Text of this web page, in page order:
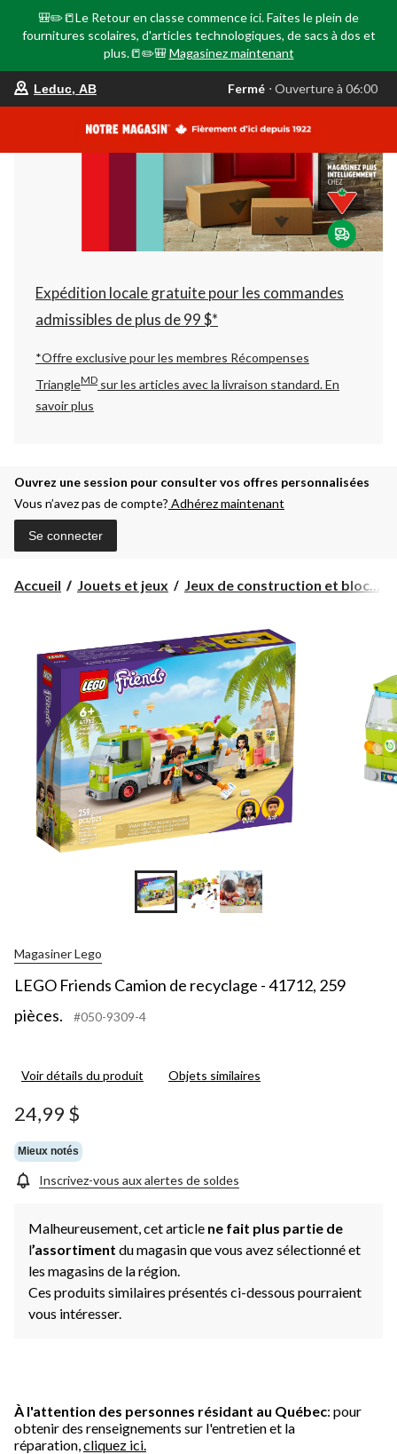
🎒✏️📒Le Retour en classe commence ici. Faites le plein de
fournitures scolaires, d'articles technologiques, de sacs à dos et
plus.📒✏️🎒 Magasinez maintenant
votre
est
AB,
Fermé,
Ouverture
à
06:00
changer
Leduc, AB Fermé ⋅ Ouverture à 06:00
Expédition locale gratuite pour les commandes
admissibles de plus de 99 $*
*Offre exclusive pour les membres Récompenses
TriangleMD sur les articles avec la livraison standard.En
savoir plus
Ouvrez une session pour consulter vos offres personnalisées
Vous n’avez pas de compte? Adhérez maintenant
Se connecter
Accueil Jouets et jeux Jeux de construction et bloc...
Magasiner Lego
LEGO Friends Camion de recyclage - 41712, 259
pièces.
#050-9309-4
Voir détails du produit Objets similaires
24,99 $
Mieux notés
Inscrivez-vous aux alertes de soldes
Malheureusement, cet article ne fait plus partie de
l’assortiment du magasin que vous avez sélectionné et
les magasins de la région.
Ces produits similaires présentés ci-dessous pourraient
vous intéresser.
À l'attention des personnes résidant au Québec: pour
obtenir des renseignements sur l'entretien et la
réparation, cliquez ici.